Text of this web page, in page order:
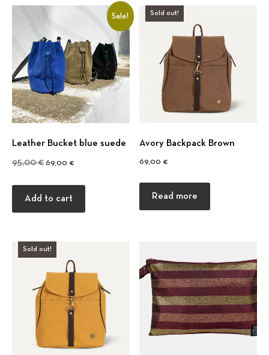
Sale!
Leather Bucket blue suede
95,00€ Original price was: 95,00 €.
69,00 € Current price is: 69,00 €.
Add to cart
Sold out!
Avory Backpack Brown
69,00 €
Read more
Sold out!
Previous